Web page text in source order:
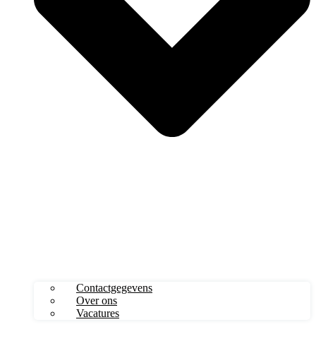
Contactgegevens
Over ons
Vacatures